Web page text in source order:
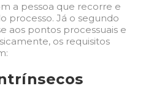
a pessoa que recorre e
processo. Já o segundo
aos pontos processuais e
os requisitos